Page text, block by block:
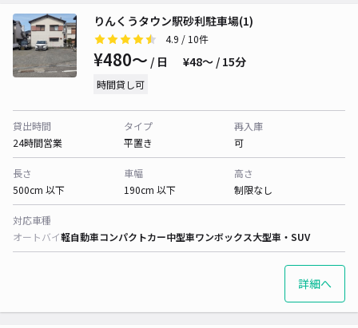
りんくうタウン駅砂利駐車場(1)
4.9 / 10件
¥480〜 / 日 ¥48〜 / 15分
時間貸し可
貸出時間
24時間営業
タイプ
平置き
再入庫
可
長さ
500cm 以下
車幅
190cm 以下
高さ
制限なし
対応車種
オートバイ軽自動車コンパクトカー中型車ワンボックス大型車・SUV
詳細へ